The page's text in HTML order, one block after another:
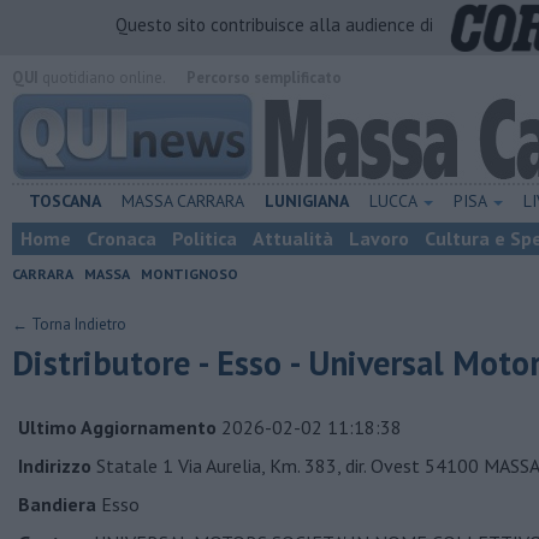
Questo sito contribuisce alla audience di
TOSCANA MASSA CARRARA LUNIGIANA LUCCA PISA
Home Cronaca Politica Attualità Lavoro Cultura e
CARRARA MASSA MONTIGNOSO
← Torna Indietro
Distributore - Esso - Universal
Ultimo Aggiornamento 2026-02-02 11:18:38
Indirizzo Statale 1 Via Aurelia, Km. 383, dir. Ovest 54100
Bandiera Esso